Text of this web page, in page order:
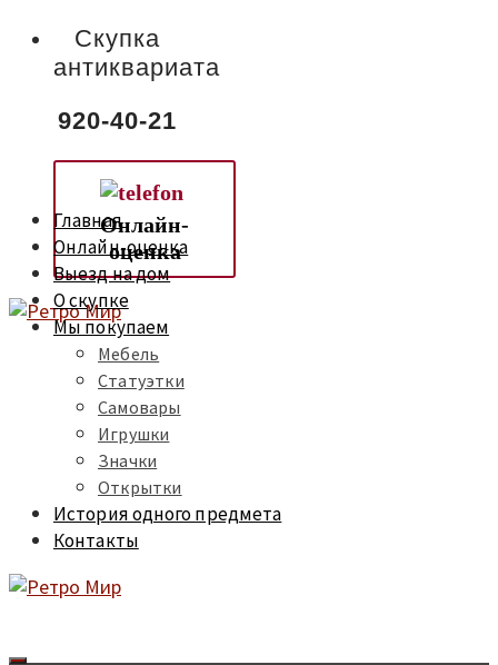
Скупка
антиквариата
920-40-21
Онлайн-
оценка
Главная
Онлайн-оценка
Выезд на дом
О скупке
Мы покупаем
Мебель
Статуэтки
Самовары
Игрушки
Значки
Открытки
История одного предмета
Контакты